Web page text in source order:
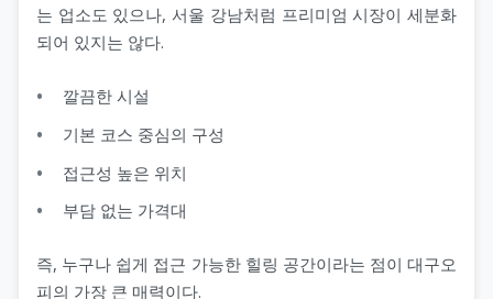
는 업소도 있으나, 서울 강남처럼 프리미엄 시장이 세분화
되어 있지는 않다.
깔끔한 시설
기본 코스 중심의 구성
접근성 높은 위치
부담 없는 가격대
즉, 누구나 쉽게 접근 가능한 힐링 공간이라는 점이 대구오
피의 가장 큰 매력이다.